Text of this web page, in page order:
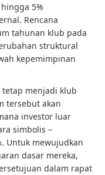
5%
Rencana
tahunan klub pada
struktural
kepemimpinan
menjadi klub
tersebut akan
investor luar
simbolis –
Untuk mewujudkan
dasar mereka,
dalam rapat